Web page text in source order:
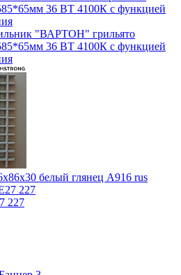
"ВАРТОН" грильято
36 ВТ 4100К с функцией
белый глянец А916 rus
227